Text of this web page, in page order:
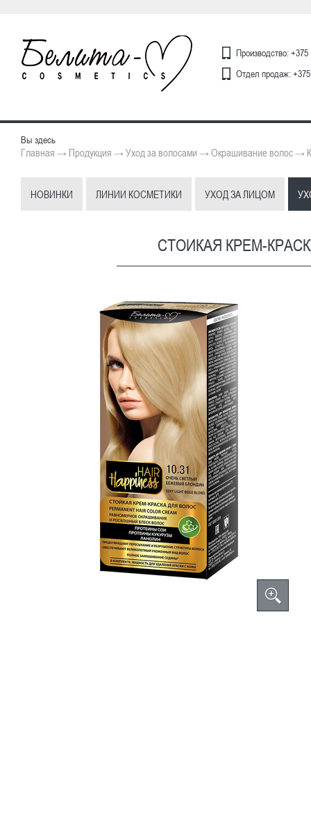
Производство:
Отдел продаж:
Вы здесь
Главная → Продукция →Уход за волосами →Окрашивание волос→
НОВИНКИ ЛИНИИ КОСМЕТИКИ УХОД ЗА ЛИЦОМ
СТОЙКАЯ КРЕМ-